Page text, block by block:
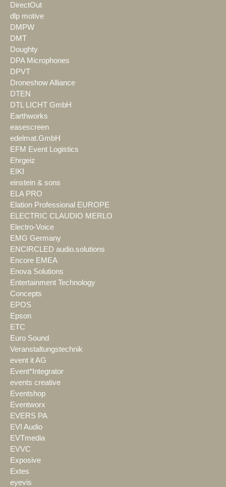
DirectOut
dlp motive
DMPW
DMT
Doughty
DPA Microphones
DPVT
Droneshow Alliance
DTEN
DTL LICHT GmbH
Earthworks
easescreen
edelmat.GmbH
EFM Event Logistics
Ehrgeiz
EIKI
einstein & sons
ELA PRO
Elation Professional EUROPE
ELECTRIC CLAUDIO MERLO
Electro-Voice
EMG Germany
ENCIRCLED audio.solutions
Encore EMEA
Enova Solutions
Entertainment Technology
Concepts
EPOS
Epson
ETC
Euro Sound
Veranstaltungstechnik
event it AG
Event*Integrator
events creative
Eventshop
Eventworx
EVERS PA
EVI Audio
EVTmedia
EVVC
Exposive
Extes
eyevis